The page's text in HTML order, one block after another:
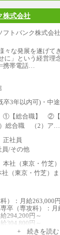
株式会社
々な発展を遂げて
に」という経営理
携帯電話…
卒3年以内可)・中途
①【総合職】 ②【
）総合職 （2）ア…
正社員
員/その他
本社（東京・竹芝
（東京・竹芝）ま
）：月給263,000
卒（専攻科）：月
294,200円～
304,800円～
+ 続きを読む